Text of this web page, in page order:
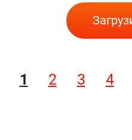
1 2 3 4